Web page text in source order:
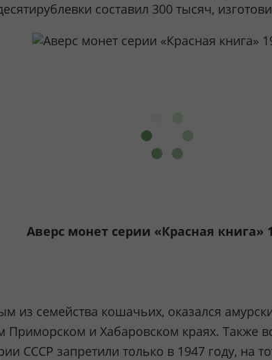
составил 300 тысяч,
Аверс монет серии «Красная книга»
семейства кошачьих, оказался
Приморском и Хабаровском краях. Также
СССР запретили только в 1947 году, на